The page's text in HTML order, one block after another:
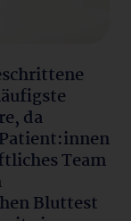
da
Team
Bluttest